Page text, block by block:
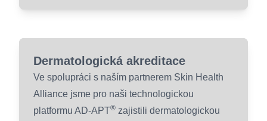
Dermatologická akreditace
Ve spolupráci s naším partnerem Skin Health
Alliance jsme pro naši technologickou
platformu AD-APT® zajistili dermatologickou